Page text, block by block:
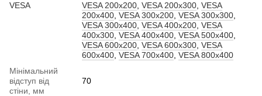
VESA
VESA 200x200 VESA 200x300 VESA
200x400 VESA 300x200 VESA 300x300
VESA 300x400 VESA 400x200 VESA
400x300 VESA 400x400 VESA 500x400
VESA 600x200 VESA 600x300 VESA
600x400 VESA 700x400 VESA 800x400
Мінімальний
відступ від
стіни, мм
70